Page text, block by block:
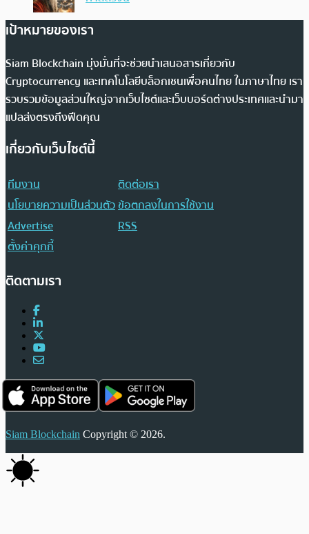
เป้าหมายของเรา
Siam Blockchain มุ่งมั่นที่จะช่วยนำเสนอสารเกี่ยวกับ
Cryptocurrency และเทคโนโลยีบล็อกเชนเพื่อคนไทย ในภาษาไทย เรา
รวบรวมข้อมูลส่วนใหญ่จากเว็บไซต์และเว็บบอร์ดต่างประเทศและนำมา
แปลส่งตรงถึงฟีดคุณ
เกี่ยวกับเว็บไซต์นี้
ทีมงาน
ติดต่อเรา
นโยบายความเป็นส่วนตัวข้อตกลงในการใช้งาน
Advertise
RSS
ตั้งค่าคุกกี้
ติดตามเรา
Siam Blockchain Copyright © 2026.